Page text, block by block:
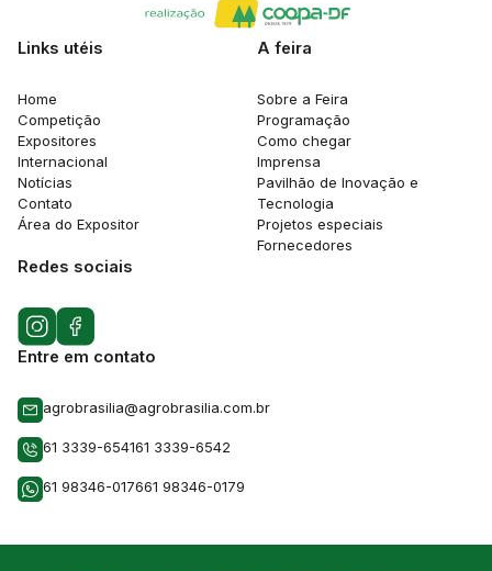
Links utéis
Home
Competição
Expositores
Internacional
Notícias
Contato
Área do Expositor
A feira
Sobre a Feira
Programação
Como chegar
Imprensa
Pavilhão de Inovação e
Tecnologia
Projetos especiais
Fornecedores
Redes sociais
Entre em contato
agrobrasilia@agrobrasilia.com.br
61 3339-654161 3339-6542
61 98346-017661 98346-0179